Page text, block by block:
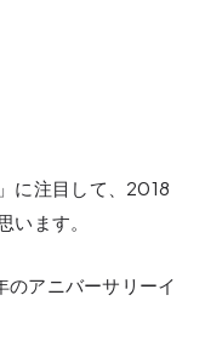
に注目して、2018
います。
アニバーサリーイ